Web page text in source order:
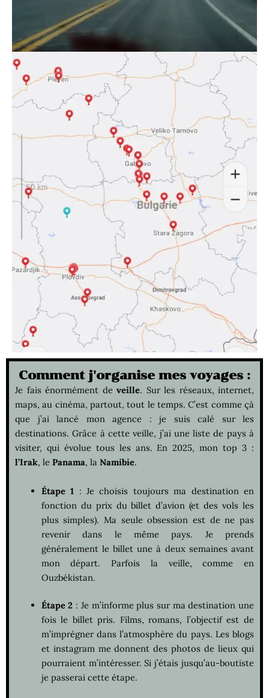
Comment j'organise mes voyages :
Je fais énormément de veille. Sur les réseaux, internet,
maps, au cinéma, partout, tout le temps. C’est comme çà
que j’ai lancé mon agence : je suis calé sur les
destinations. Grâce à cette veille, j’ai une liste de pays à
visiter, qui évolue tous les ans. En 2025, mon top 3 :
l’Irak, le Panama, la Namibie.
Étape 1 : Je choisis toujours ma destination en
fonction du prix du billet d’avion (et des vols les
plus simples). Ma seule obsession est de ne pas
revenir dans le même pays. Je prends
généralement le billet une à deux semaines avant
mon départ. Parfois la veille, comme en
Ouzbékistan.
Étape 2 : Je m’informe plus sur ma destination une
fois le billet pris. Films, romans, l’objectif est de
m’imprégner dans l’atmosphère du pays. Les blogs
et instagram me donnent des photos de lieux qui
pourraient m’intéresser. Si j’étais jusqu’au-boutiste
je passerai cette étape.